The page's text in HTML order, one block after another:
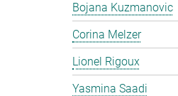
Bojana Kuzmanovic
Corina Melzer
Lionel Rigoux
Yasmina Saadi